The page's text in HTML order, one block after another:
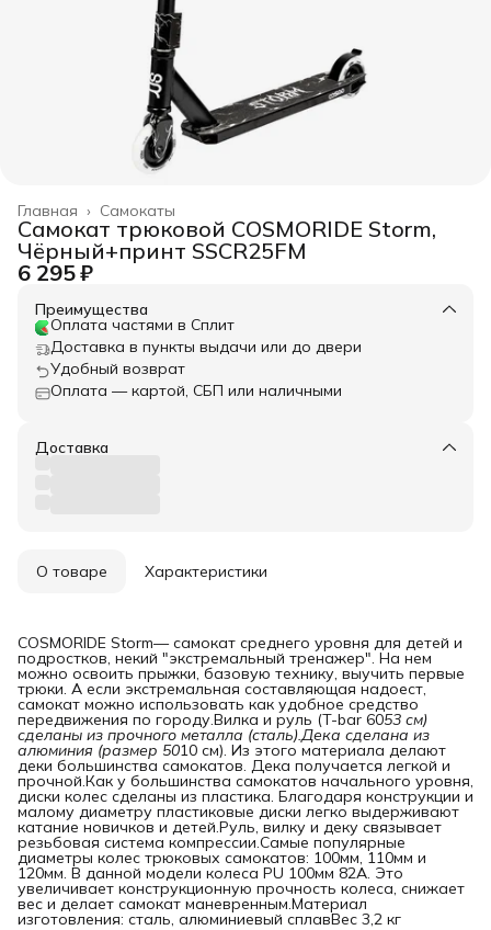
Самокаты
Главная ›
Самокат трюковой COSMORIDE Storm,
Чёрный+принт SSCR25FM
6 295 ₽
Преимущества
Оплата частями в Сплит
Доставка в пункты выдачи или до двери
Удобный возврат
Оплата — картой, СБП или наличными
Доставка
О товаре Характеристики
COSMORIDE Storm— самокат среднего уровня для детей и
подростков, некий "экстремальный тренажер". На нем
можно освоить прыжки, базовую технику, выучить первые
трюки. А если экстремальная составляющая надоест,
самокат можно использовать как удобное средство
передвижения по городу.Вилка и руль (T-bar 6053 см)
сделаны из прочного металла (сталь).Дека сделана из
алюминия (размер 5010 см). Из этого материала делают
деки большинства самокатов. Дека получается легкой и
прочной.Как у большинства самокатов начального уровня,
диски колес сделаны из пластика. Благодаря конструкции и
малому диаметру пластиковые диски легко выдерживают
катание новичков и детей.Руль, вилку и деку связывает
резьбовая система компрессии.Самые популярные
диаметры колес трюковых самокатов: 100мм, 110мм и
120мм. В данной модели колеса PU 100мм 82А. Это
увеличивает конструкционную прочность колеса, снижает
вес и делает самокат маневренным.Материал
изготовления: сталь, алюминиевый сплавВес 3,2 кг